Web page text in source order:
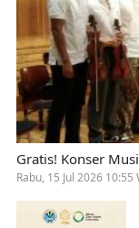
Gratis! Konser
Rabu, 15 Jul 2026 10:55